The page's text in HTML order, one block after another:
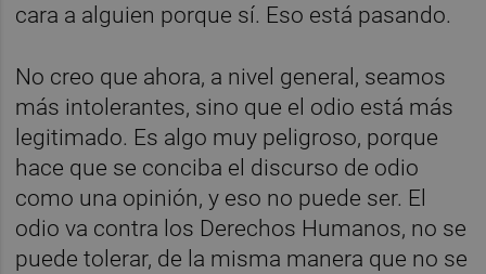
cara a alguien porque sí. Eso está pasando.
No creo que ahora, a nivel general, seamos
más intolerantes, sino que el odio está más
legitimado. Es algo muy peligroso, porque
hace que se conciba el discurso de odio
como una opinión, y eso no puede ser. El
odio va contra los Derechos Humanos, no se
puede tolerar, de la misma manera que no se